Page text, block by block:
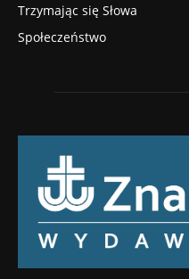
Trzymając się Słowa
Społeczeństwo